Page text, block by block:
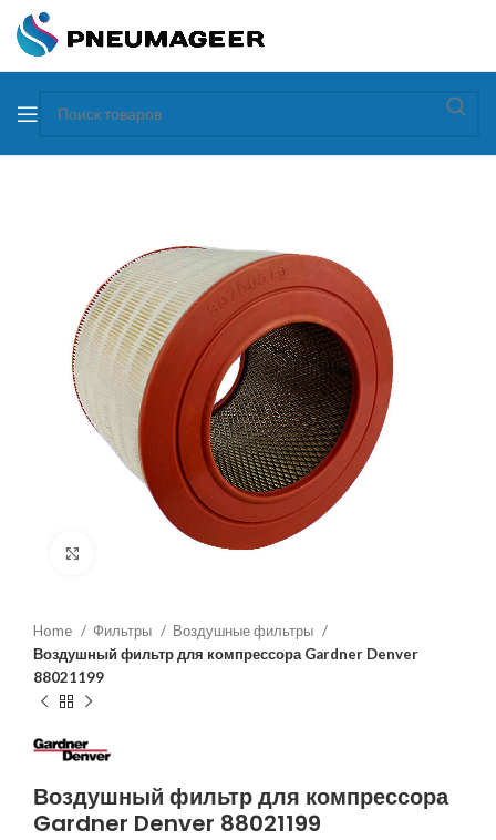
Home Фильтры
Воздушные фильтры
Воздушный фильтр для компрессора Gardner Denver
88021199
Воздушный фильтр для компрессора
Gardner Denver 88021199